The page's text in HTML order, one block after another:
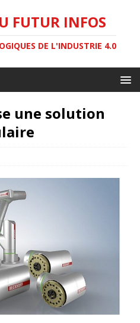
FUTUR INFOS
DE L'INDUSTRIE 4.0
une solution